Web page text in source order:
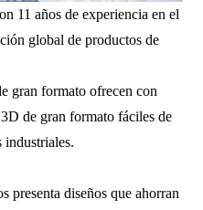
11 años de experiencia en el
global de productos de
gran formato ofrecen con
de gran formato fáciles de
industriales.
presenta diseños que ahorran